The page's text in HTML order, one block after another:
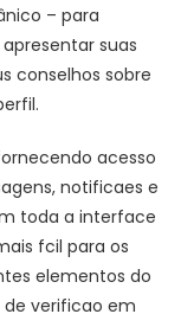
– para
suas
conselhos sobre
acesso
notificaes e
toda a interface
fcil para os
elementos do
de verificao em